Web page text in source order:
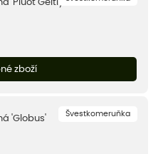
'Pluot Geltiy'
zboží
Švestkomeruňka
'Globus'